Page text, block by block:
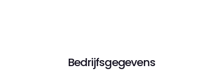
Bedrijfsgegevens